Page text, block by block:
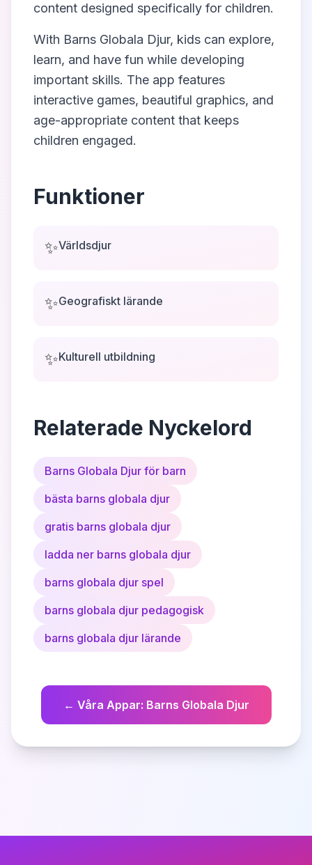
content designed specifically for children.
With Barns Globala Djur, kids can explore,
learn, and have fun while developing
important skills. The app features
interactive games, beautiful graphics, and
age-appropriate content that keeps
children engaged.
Funktioner
✨Världsdjur
✨Geografiskt lärande
✨Kulturell utbildning
Relaterade Nyckelord
Barns Globala Djur för barn
bästa barns globala djur
gratis barns globala djur
ladda ner barns globala djur
barns globala djur spel
barns globala djur pedagogisk
barns globala djur lärande
← Våra Appar: Barns Globala Djur